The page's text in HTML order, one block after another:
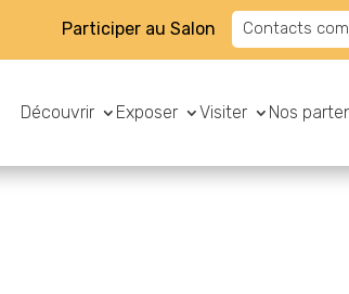
Participer au Salon Contacts
Découvrir Exposer Visiter Nos